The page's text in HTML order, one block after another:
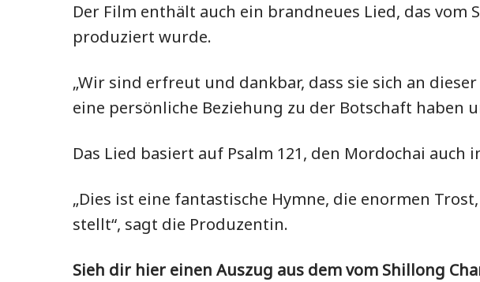
Der Film enthält auch ein brandneues Lied, das
produziert wurde.
„Wir sind erfreut und dankbar, dass sie sich an
eine persönliche Beziehung zu der Botschaft haben
Das Lied basiert auf Psalm 121, den Mordochai auch
„Dies ist eine fantastische Hymne, die enormen
stellt“, sagt die Produzentin.
Sieh dir hier einen Auszug aus dem vom Shillong